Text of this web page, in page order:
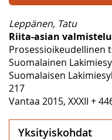
Leppänen, Tatu
Riita-asian
Prosessioikeudellinen
Suomalainen
Suomalaisen
217
Vantaa 2015, XXXII +
Yksityiskohdat